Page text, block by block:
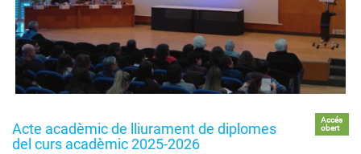
Acte acadèmic de lliurament de diplomes
del curs acadèmic 2025-2026
Accés
obert